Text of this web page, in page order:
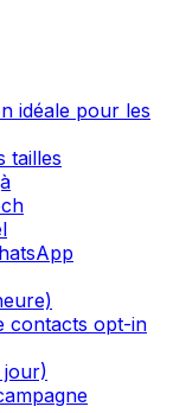
idéale pour les
tailles
contacts opt-in
jour)